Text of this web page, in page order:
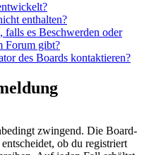
enthalten?
es Beschwerden oder
Forum gibt?
des Boards kontaktieren?
zwingend. Die Board-
ob du registriert